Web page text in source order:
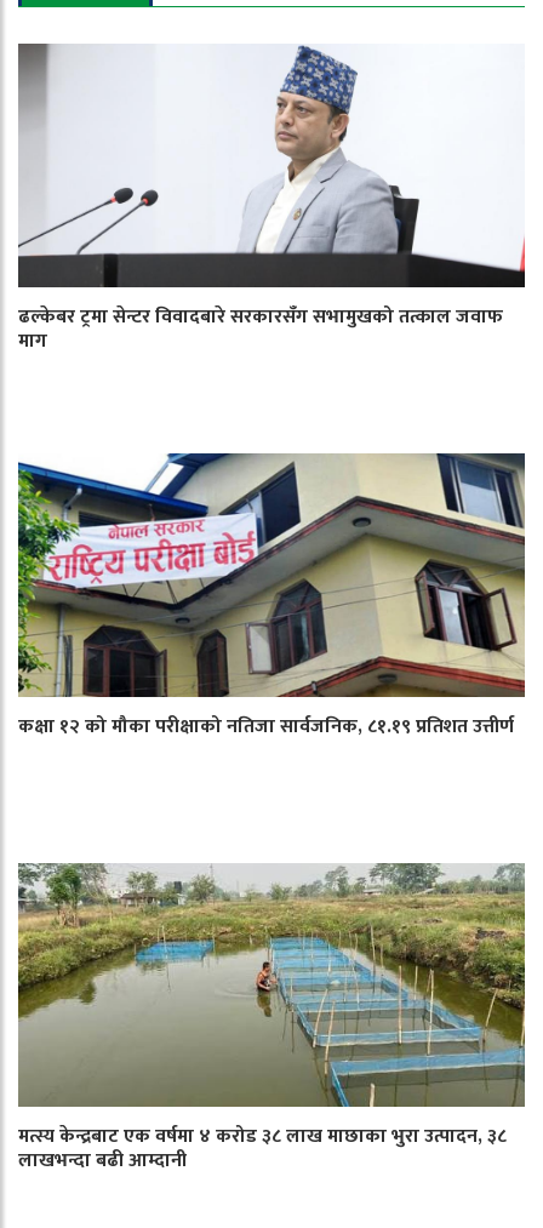
ढल्केबर ट्रमा सेन्टर विवादबारे सरकारसँग सभामुखको तत्काल जवाफ
माग
कक्षा १२ को मौका परीक्षाको नतिजा सार्वजनिक, ८१.१९ प्रतिशत उत्तीर्ण
मत्स्य केन्द्रबाट एक वर्षमा ४ करोड ३८ लाख माछाका भुरा उत्पादन, ३८
लाखभन्दा बढी आम्दानी